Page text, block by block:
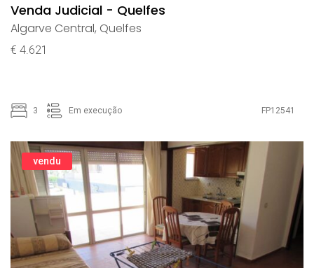
Venda Judicial - Quelfes
Algarve Central, Quelfes
€ 4.621
3 Em execução FP12541
vendu